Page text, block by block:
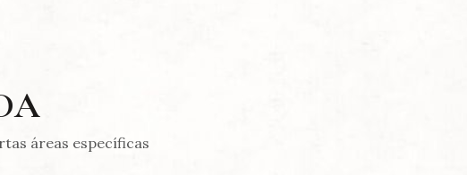
áreas específicas